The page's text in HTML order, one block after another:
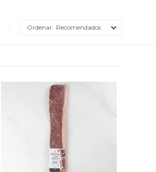
Recomendados